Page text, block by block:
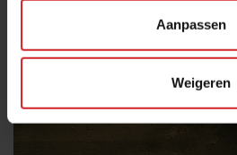
Aanpassen
Weigeren